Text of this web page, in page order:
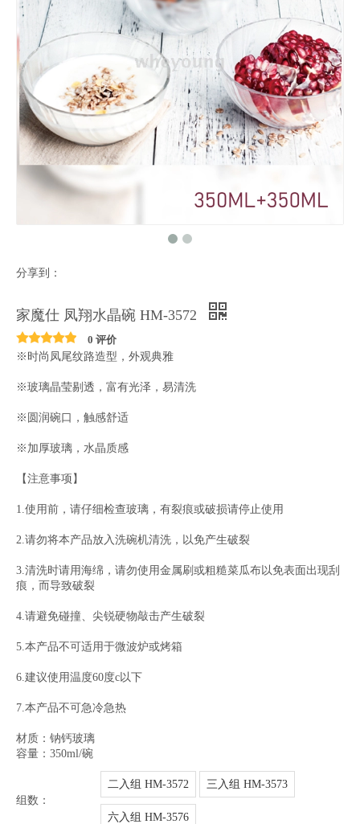
分享到：
家魔仕 凤翔水晶碗 HM-3572
0 评价
※时尚凤尾纹路造型，外观典雅
※玻璃晶莹剔透，富有光泽，易清洗
※圆润碗口，触感舒适
※加厚玻璃，水晶质感
【注意事项】
1.使用前，请仔细检查玻璃，有裂痕或破损请停止使用
2.请勿将本产品放入洗碗机清洗，以免产生破裂
3.清洗时请用海绵，请勿使用金属刷或粗糙菜瓜布以免表面出现刮
痕，而导致破裂
4.请避免碰撞、尖锐硬物敲击产生破裂
5.本产品不可适用于微波炉或烤箱
6.建议使用温度60度c以下
7.本产品不可急冷急热
材质：钠钙玻璃
容量：350ml/碗
组数：
二入组 HM-3572 三入组 HM-3573
六入组 HM-3576